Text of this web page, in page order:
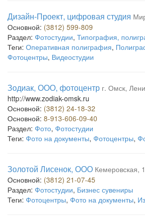
Дизайн-Проект, цифровая студия
Основной: (3812) 599-809
Раздел: Фотостудии, Типография,
Теги: Оперативная полиграфия,
Фотоцентры, Видеостудии
Зодиак, ООО, фотоцентр г. Омск,
http://www.zodiak-omsk.ru
Основной: (3812) 24-18-32
Основной: 8-913-606-09-40
Раздел: Фото, Фотостудии
Теги: Фото на документы, Фотоцентры,
Золотой Лисенок, ООО Кемеровская,
Основной: (3812) 21-07-45
Раздел: Фотостудии, Бизнес сувениры
Теги: Фотоцентры, Фото на документы,